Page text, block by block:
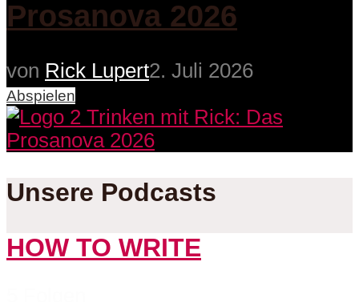
Prosanova 2026
von Rick Lupert2. Juli 2026
Abspielen
Unsere Podcasts
HOW TO WRITE